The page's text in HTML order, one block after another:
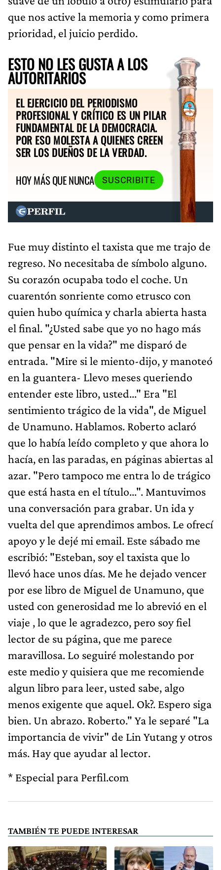
que nos active la memoria y como primera
prioridad, el juicio perdido.
ESTO NO LES GUSTA A LOS
AUTORITARIOS
EL EJERCICIO DEL PERIODISMO
PROFESIONAL Y CRÍTICO ES UN PILAR
FUNDAMENTAL DE LA DEMOCRACIA.
POR ESO MOLESTA A QUIENES CREEN
SER LOS DUEÑOS DE LA VERDAD.
HOY MÁS QUE NUNCA
SUSCRIBITE
Fue muy distinto el taxista que me trajo de
regreso. No necesitaba de símbolo alguno.
Su corazón ocupaba todo el coche. Un
cuarentón sonriente como etrusco con
quien hubo química y charla abierta hasta
el final. "¿Usted sabe que yo no hago más
que pensar en la vida?" me disparó de
entrada. "Mire si le miento-dijo, y manoteó
en la guantera- Llevo meses queriendo
entender este libro, usted..." Era "El
sentimiento trágico de la vida", de Miguel
de Unamuno. Hablamos. Roberto aclaró
que lo había leído completo y que ahora lo
hacía, en las paradas, en páginas abiertas al
azar. "Pero tampoco me entra lo de trágico
que está hasta en el título...". Mantuvimos
una conversación para grabar. Un ida y
vuelta del que aprendimos ambos. Le ofrecí
apoyo y le dejé mi email. Este sábado me
escribió: "Esteban, soy el taxista que lo
llevó hace unos días. Me he dejado vencer
por ese libro de Miguel de Unamuno, que
usted con generosidad me lo abrevió en el
viaje , lo que le agradezco, pero soy fiel
lector de su página, que me parece
maravillosa. Lo seguiré molestando por
este medio y quisiera que me recomiende
algun libro para leer, usted sabe, algo
menos exigente que aquel. Ok?. Espero siga
bien. Un abrazo. Roberto." Ya le separé "La
importancia de vivir" de Lin Yutang y otros
más. Hay que ayudar al lector.
* Especial para Perfil.com
TAMBIÉN TE PUEDE INTERESAR